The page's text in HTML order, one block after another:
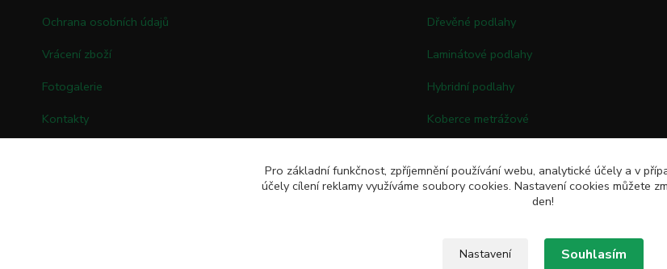
Ochrana osobních údajů
Vrácení zboží
Fotogalerie
Kontakty
Dřevěné podlahy
Laminátové podlahy
Hybridní podlahy
Koberce metrážové
Umělé trávy
Pro základní funkčnost, zpříjemnění používání webu, analytické účely a v
účely cílení reklamy využíváme soubory cookies. Nastavení cookies můžete
den!
Nastavení Souhlasím